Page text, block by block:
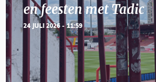
en feesten met Tadic
24 JULI 2026 - 11:59